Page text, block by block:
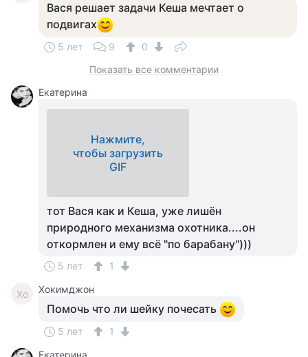
Вася решает задачи Кеша мечтает о
подвигах
5 лет 9
0
Показать все комментарии
Екатерина
Нажмите,
чтобы загрузить
GIF
тот Вася как и Кеша, уже лишён
природного механизма охотника....он
откормлен и ему всё "по барабану")))
5 лет 1
Хо Хокимджон
Помочь что ли шейку почесать
5 лет
1
Екатерина